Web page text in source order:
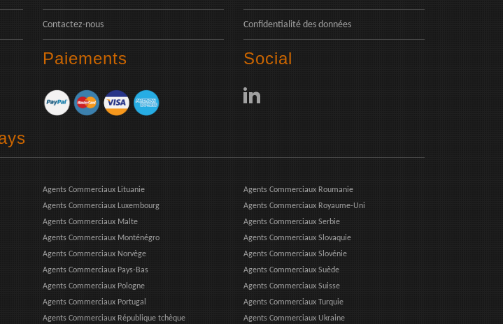
Contactez-nous
Paiements
Confidentialité des données
Social
Agents Commerciaux Lituanie
Agents Commerciaux Luxembourg
Agents Commerciaux Malte
Agents Commerciaux Monténégro
Agents Commerciaux Norvège
Agents Commerciaux Pays-Bas
Agents Commerciaux Pologne
Agents Commerciaux Portugal
Agents Commerciaux République tchèque
Agents Commerciaux Roumanie
Agents Commerciaux Royaume-Uni
Agents Commerciaux Serbie
Agents Commerciaux Slovaquie
Agents Commerciaux Slovénie
Agents Commerciaux Suède
Agents Commerciaux Suisse
Agents Commerciaux Turquie
Agents Commerciaux Ukraine